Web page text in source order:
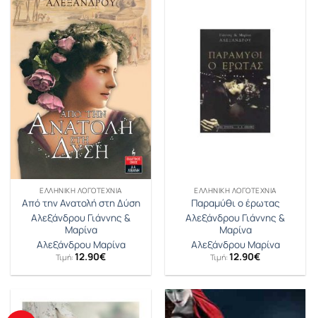
ΕΛΛΗΝΙΚΉ ΛΟΓΟΤΕΧΝΊΑ
Από την Ανατολή στη Δύση
Αλεξάνδρου Γιάννης &
Μαρίνα
Αλεξάνδρου Μαρίνα
Τιμή: 12.90€
ΕΛΛΗΝΙΚΉ ΛΟΓΟΤΕΧΝΊΑ
Παραμύθι ο έρωτας
Αλεξάνδρου Γιάννης &
Μαρίνα
Αλεξάνδρου Μαρίνα
Τιμή: 12.90€